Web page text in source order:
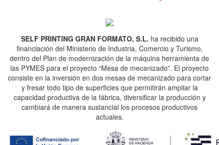
SELF PRINTING GRAN FORMATO, S.L. ha recibido una
financiación del Ministerio de Industria, Comercio y Turismo,
dentro del Plan de modernización de la máquina herramienta de
las PYMES para el proyecto “Mesa de mecanizado”. El proyecto
consiste en la inversión en dos mesas de mecanizado para cortar
y fresar todo tipo de superficies que permitirán ampliar la
capacidad productiva de la fábrica, diversificar la producción y
cambiará de manera sustancial los procesos productivos
actuales.